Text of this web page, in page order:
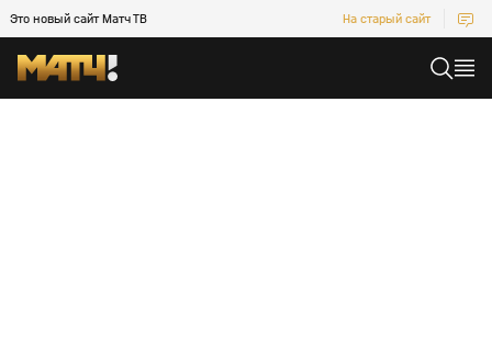
Это новый сайт Матч ТВ На старый сайт